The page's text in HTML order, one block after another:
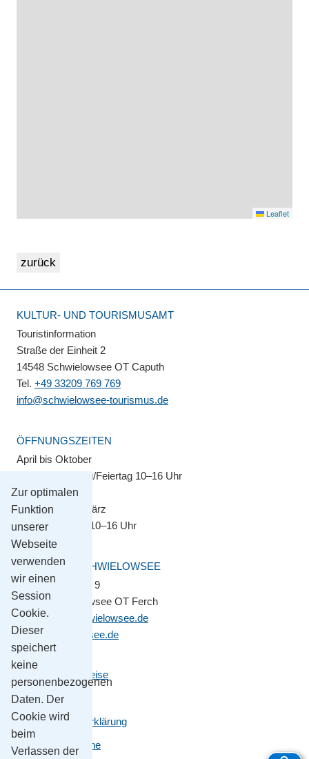
Zur optimalen
Funktion
unserer
Webseite
verwenden
wir einen
Session
Cookie.
Dieser
speichert
keine
personenbezogenen
Daten. Der
Cookie wird
beim
Verlassen der
Leaflet
KULTUR- UND TOURISMUSAMT
Touristinformation
Straße der Einheit 2
14548 Schwielowsee OT Caputh
Tel. +49 33209 769 769
info@schwielowsee-tourismus.de
ÖFFNUNGSZEITEN
April bis Oktober
Montag–Sonntag/Feiertag 10–16 Uhr
November bis März
Montag–Freitag 10–16 Uhr
GEMEINDE SCHWIELOWSEE
Potsdamer Platz 9
14548 Schwielowsee OT Ferch
gemeinde@schwielowsee.de
www.schwielowsee.de
Kontakt & Anreise
Impressum
Datenschutzerklärung
Leichte Sprache